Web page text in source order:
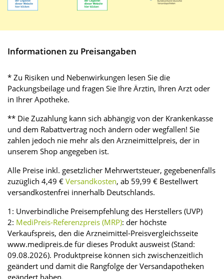
Informationen zu Preisangaben
* Zu Risiken und Nebenwirkungen lesen Sie die
Packungsbeilage und fragen Sie Ihre Ärztin, Ihren Arzt oder
in Ihrer Apotheke.
** Die Zuzahlung kann sich abhängig von der Krankenkasse
und dem Rabattvertrag noch ändern oder wegfallen! Sie
zahlen jedoch nie mehr als den Arzneimittelpreis, der in
unserem Shop angegeben ist.
Alle Preise inkl. gesetzlicher Mehrwertsteuer, gegebenenfalls
zuzüglich 4,49 € Versandkosten, ab 59,99 € Bestellwert
versandkostenfrei innerhalb Deutschlands.
1: Unverbindliche Preisempfehlung des Herstellers (UVP)
2: MediPreis-Referenzpreis (MRP): der höchste
Verkaufspreis, den die Arzneimittel-Preisvergleichsseite
www.medipreis.de für dieses Produkt ausweist (Stand:
09.08.2026). Produktpreise können sich zwischenzeitlich
geändert und damit die Rangfolge der Versandapotheken
geändert haben.